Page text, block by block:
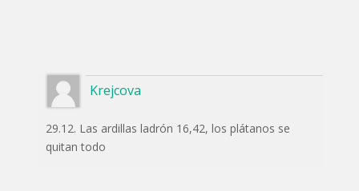
Krejcova
29.12. Las ardillas ladrón 16,42, los plátanos se
quitan todo